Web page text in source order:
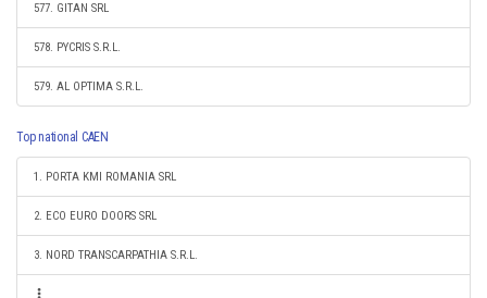
577. GITAN SRL
578. PYCRIS S.R.L.
579. AL OPTIMA S.R.L.
Top national CAEN
1. PORTA KMI ROMANIA SRL
2. ECO EURO DOORS SRL
3. NORD TRANSCARPATHIA S.R.L.